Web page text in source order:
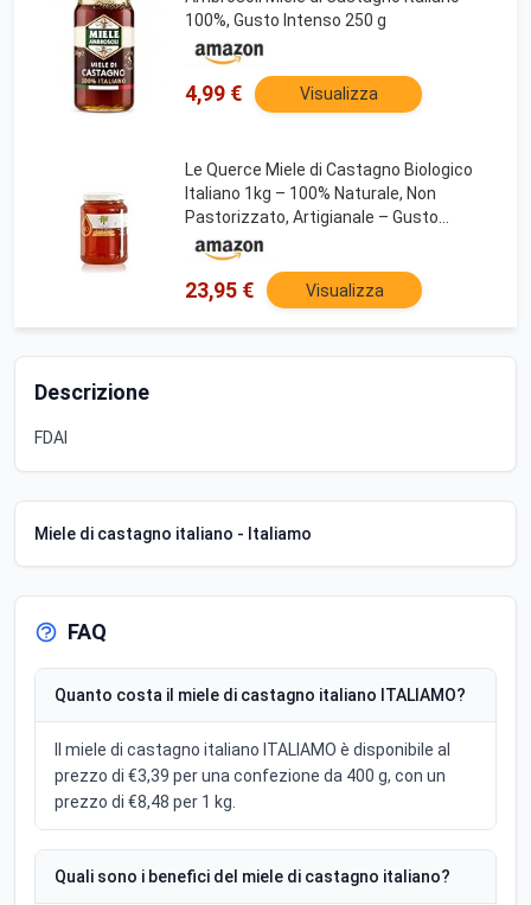
100%, Gusto Intenso 250 g
4,99 € Visualizza
Le Querce Miele di Castagno Biologico
Italiano 1kg – 100% Naturale, Non
Pastorizzato, Artigianale – Gusto
Intenso e Amarognolo
23,95 € Visualizza
Descrizione
FDAI
Miele di castagno italiano - Italiamo
FAQ
Quanto costa il miele di castagno italiano ITALIAMO?
Il miele di castagno italiano ITALIAMO è disponibile al
prezzo di €3,39 per una confezione da 400 g, con un
prezzo di €8,48 per 1 kg.
Quali sono i benefici del miele di castagno italiano?